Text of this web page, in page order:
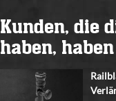
Kunden, die
haben,